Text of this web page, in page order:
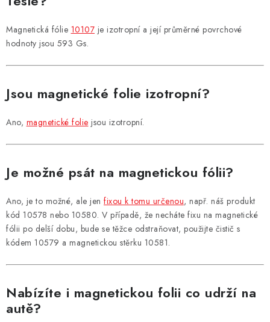
Magnetická fólie 10107 je izotropní a její průměrné povrchové
hodnoty jsou 593 Gs.
Jsou magnetické folie izotropní?
Ano, magnetické folie jsou izotropní.
Je možné psát na magnetickou fólii?
Ano, je to možné, ale jen fixou k tomu určenou, např. náš produkt
kód 10578 nebo 10580. V případě, že necháte fixu na magnetické
fólii po delší dobu, bude se těžce odstraňovat, použijte čistič s
kódem 10579 a magnetickou stěrku 10581.
Nabízíte i magnetickou folii co udrží na
autě?